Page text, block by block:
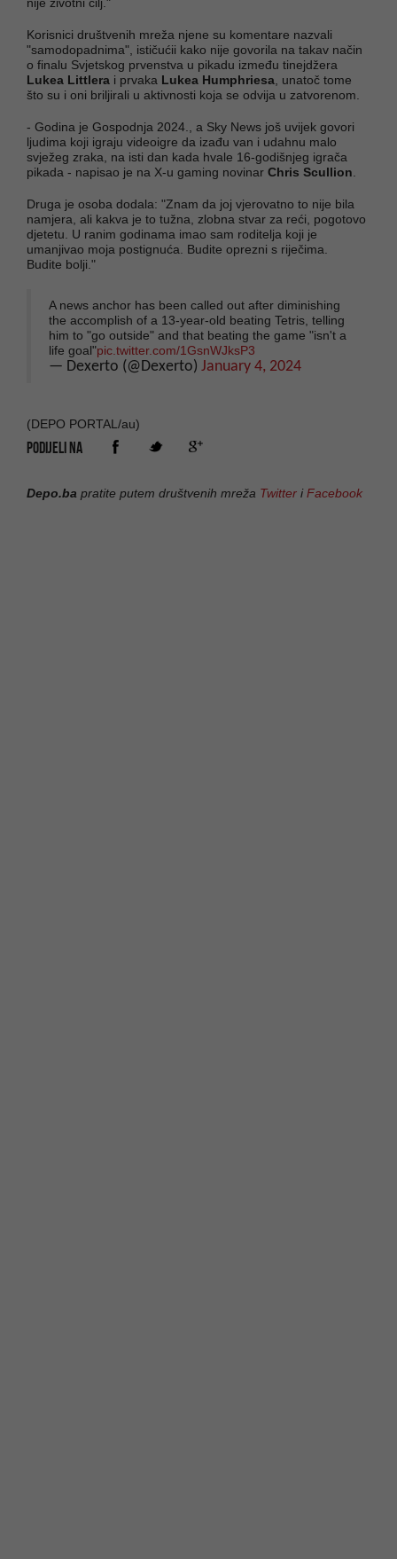
Korisnici društvenih mreža njene su komentare nazvali
"samodopadnima", ističućii kako nije govorila na takav način
o finalu Svjetskog prvenstva u pikadu između tinejdžera
Lukea Littlera i prvaka Lukea Humphriesa , unatoč tome
što su i oni briljirali u aktivnosti koja se odvija u zatvorenom.
- Godina je Gospodnja 2024., a Sky News još uvijek govori
ljudima koji igraju videoigre da izađu van i udahnu malo
svježeg zraka, na isti dan kada hvale 16-godišnjeg igrača
pikada - napisao je na X-u gaming novinar Chris Scullion
Druga je osoba dodala: "Znam da joj vjerovatno to nije bila
namjera, ali kakva je to tužna, zlobna stvar za reći, pogotovo
djetetu. U ranim godinama imao sam roditelja koji je
umanjivao moja postignuća. Budite oprezni s riječima.
Budite bolji."
A news anchor has been called out after diminishing
the accomplish of a 13-year-old beating Tetris, telling
him to "go outside" and that beating the game "isn't a
life goal"pic.twitter.com/1GsnWJksP3
— Dexerto (@Dexerto) January 4, 2024
(DEPO PORTAL/au)
PODIJELI NA
Depo.ba pratite putem društvenih mreža Twitter iFacebook